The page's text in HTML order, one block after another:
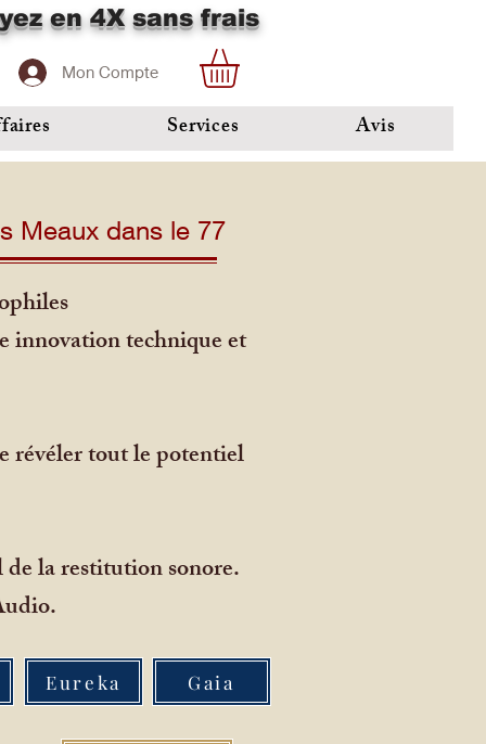
en 4X sans frais
Mon Compte
Services Avis
Meaux dans le 77
innovation technique et
révéler tout le potentiel
de la restitution sonore.
Eureka Gaia